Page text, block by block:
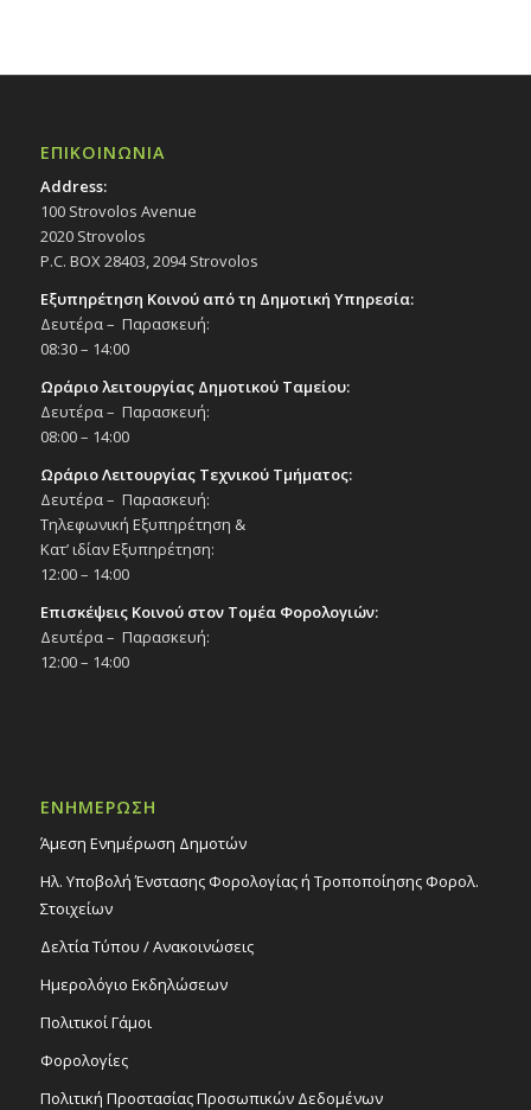
ΕΠΙΚΟΙΝΩΝΙΑ
Address:
100 Strovolos Avenue
2020 Strovolos
P.C. BOX 28403, 2094 Strovolos
Εξυπηρέτηση Κοινού από τη Δημοτική Υπηρεσία:
Δευτέρα – Παρασκευή:
08:30 – 14:00
Ωράριο λειτουργίας Δημοτικού Ταμείου:
Δευτέρα – Παρασκευή:
08:00 – 14:00
Ωράριο Λειτουργίας Τεχνικού Τμήματος:
Δευτέρα – Παρασκευή:
Τηλεφωνική Εξυπηρέτηση &
Κατ’ ιδίαν Εξυπηρέτηση:
12:00 – 14:00
Επισκέψεις Κοινού στον Τομέα Φορολογιών:
Δευτέρα – Παρασκευή:
12:00 – 14:00
ΕΝΗΜΕΡΩΣΗ
Άμεση Ενημέρωση Δημοτών
Ηλ. Υποβολή Ένστασης Φορολογίας ή Τροποποίησης Φορολ.
Στοιχείων
Δελτία Τύπου / Ανακοινώσεις
Ημερολόγιο Εκδηλώσεων
Πολιτικοί Γάμοι
Φορολογίες
Πολιτική Προστασίας Προσωπικών Δεδομένων